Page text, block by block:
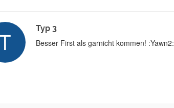
Typ 3
Besser First als garnicht kommen! :Yawn2: